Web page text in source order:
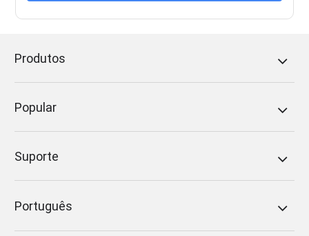
Produtos
Popular
Suporte
Português